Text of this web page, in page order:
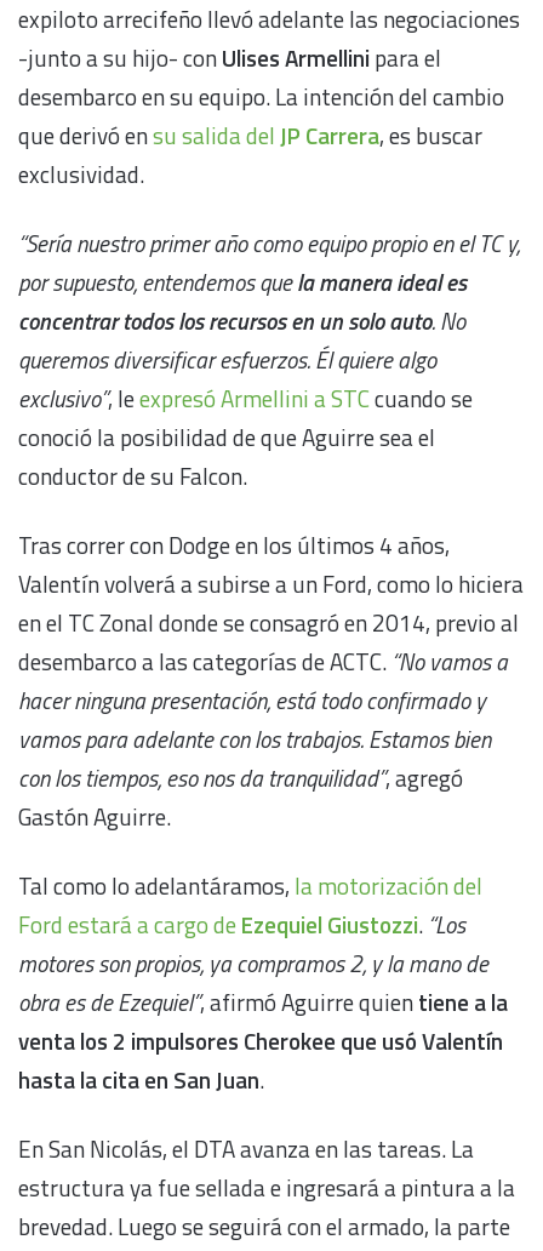
expiloto arrecifeño llevó adelante las negociaciones
-junto a su hijo- conUlises Armellini para el
desembarco en su equipo. La intención del cambio
que derivó ensu salida delJP Carrera, es buscar
exclusividad.
“Sería nuestro primer año como equipo propio en el TC y,
por supuesto, entendemos quela manera ideal es
concentrar todos los recursos en un solo auto. No
queremos diversificar esfuerzos. Él quiere algo
exclusivo”, leexpresó Armellini a STCcuando se
conoció la posibilidad de que Aguirre sea el
conductor de su Falcon.
Tras correr con Dodge en los últimos 4 años,
Valentín volverá a subirse a un Ford, como lo hiciera
en el TC Zonal donde se consagró en 2014, previo al
desembarco a las categorías de ACTC. “No vamos a
hacer ninguna presentación, está todo confirmado y
vamos para adelante con los trabajos. Estamos bien
con los tiempos, eso nos da tranquilidad”, agregó
Gastón Aguirre.
Tal como lo adelantáramos, la motorización del
Ford estará a cargo deEzequiel Giustozzi. “Los
motores son propios, ya compramos 2, y la mano de
obra es de Ezequiel”, afirmó Aguirre quientiene a la
venta los 2 impulsores Cherokee que usó Valentín
hasta la cita en San Juan.
En San Nicolás, el DTA avanza en las tareas. La
estructura ya fue sellada e ingresará a pintura a la
brevedad. Luego se seguirá con el armado, la parte